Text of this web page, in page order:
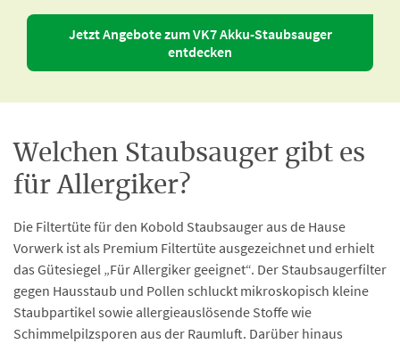
Jetzt Angebote zum VK7 Akku-Staubsauger
entdecken
Welchen Staubsauger gibt es
für Allergiker?
Die Filtertüte für den Kobold Staubsauger aus de Hause
Vorwerk ist als Premium Filtertüte ausgezeichnet und erhielt
das Gütesiegel „Für Allergiker geeignet“. Der Staubsaugerfilter
gegen Hausstaub und Pollen schluckt mikroskopisch kleine
Staubpartikel sowie allergieauslösende Stoffe wie
Schimmelpilzsporen aus der Raumluft. Darüber hinaus